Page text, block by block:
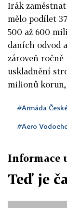
Irák
mělo podílet
500 až 600
daních odvod
zároveň
uskladnění
milionů korun,
#Armáda
#Aero
Informace
Teď je